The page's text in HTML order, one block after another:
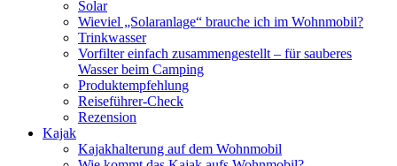
Solar
Wieviel „Solaranlage“ brauche ich im Wohnmobil?
Trinkwasser
Vorfilter einfach zusammengestellt – für sauberes
Wasser beim Camping
Produktempfehlung
Reiseführer-Check
Rezension
Kajak
Kajakhalterung auf dem Wohnmobil